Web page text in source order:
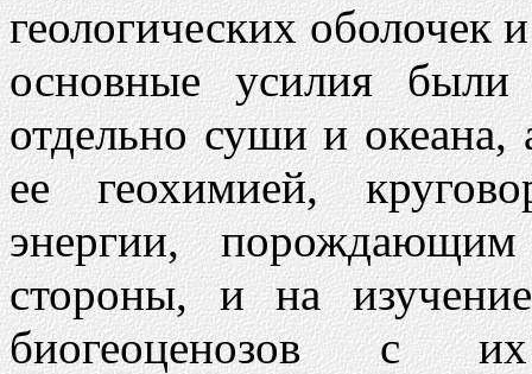
геологических
основные усилия были
отдельно суши и
ее геохимией,
энергии,
стороны, и на
биогеоценозов с их